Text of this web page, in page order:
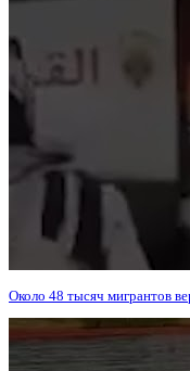
Около 48 тысяч мигрантов